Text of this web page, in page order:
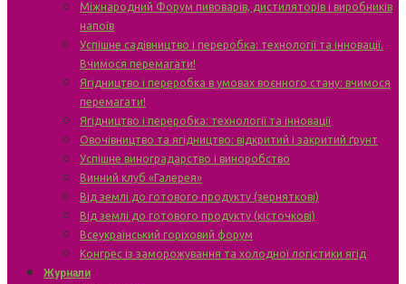
Міжнародний Форум пивоварів, дистиляторів і виробників
напоїв
Успішне садівництво і переробка: технології та інновації.
Вчимося перемагати!
Ягідництво і переробка в умовах воєнного стану: вчимося
перемагати!
Ягідництво і переробка: технології та інновації
Овочівництво та ягідництво: відкритий і закритий ґрунт
Успішне виноградарство і виноробство
Винний клуб «Галерея»
Від землі до готового продукту (зерняткові)
Від землі до готового продукту (кісточкові)
Всеукраїнський горіховий форум
Конгрес із заморожування та холодної логістики ягід
Журнали